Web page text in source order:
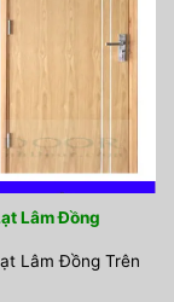
Lâm Đồng
Lâm Đồng Trên